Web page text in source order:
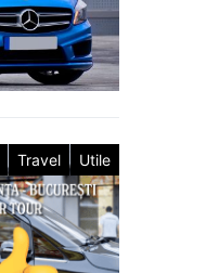
Travel Utile